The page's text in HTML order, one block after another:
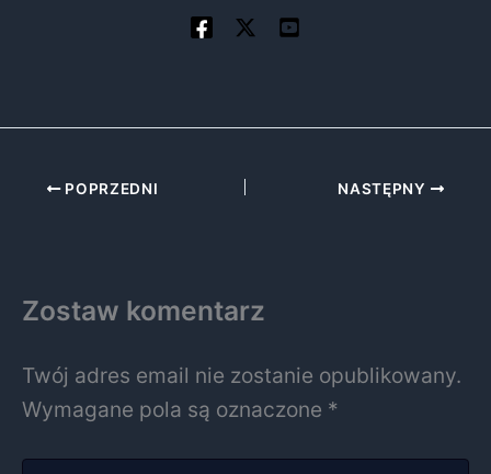
POPRZEDNI NASTĘPNY
Zostaw komentarz
Twój adres email nie zostanie opublikowany.
Wymagane pola są oznaczone *